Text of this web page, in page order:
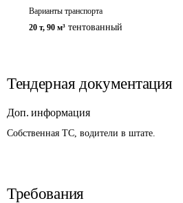
Варианты транспорта
20 т, 90 м³ тентованный
Тендерная документация
Доп. информация
Собственная ТС, водители в штате.
Требования